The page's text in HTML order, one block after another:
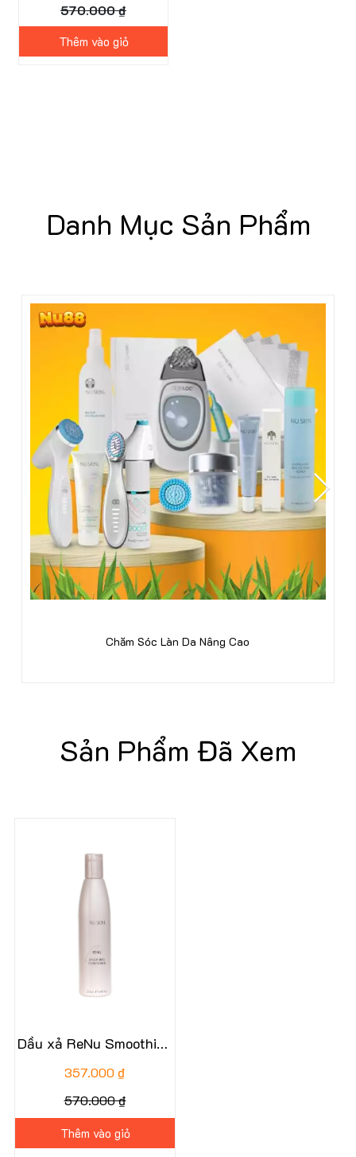
570.000 ₫
Thêm vào giỏ
Danh Mục Sản Phẩm
Chăm Sóc Làn Da Nâng Cao
Sản Phẩm Đã Xem
Dầu xả ReNu Smoothing
Conditioner
357.000 ₫
570.000 ₫
Thêm vào giỏ